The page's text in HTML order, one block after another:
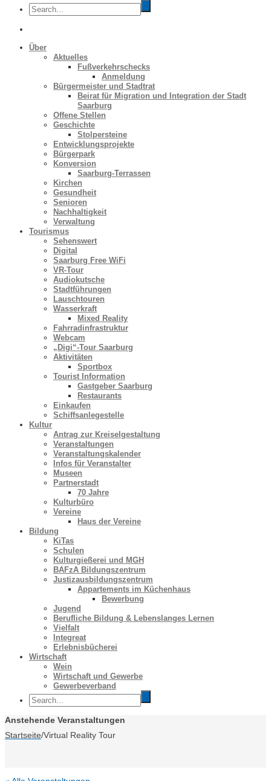
Über
Aktuelles
Fußverkehrschecks
Anmeldung
Bürgermeister und Stadtrat
Beirat für Migration und Integration der Stadt
Saarburg
Offene Stellen
Geschichte
Stolpersteine
Entwicklungsprojekte
Bürgerpark
Konversion
Saarburg-Terrassen
Kirchen
Gesundheit
Senioren
Nachhaltigkeit
Verwaltung
Tourismus
Sehenswert
Digital
Saarburg Free WiFi
VR-Tour
Audiokutsche
Stadtführungen
Lauschtouren
Wasserkraft
Mixed Reality
Fahrradinfrastruktur
Webcam
„Digi“-Tour Saarburg
Aktivitäten
Sportbox
Tourist Information
Gastgeber Saarburg
Restaurants
Einkaufen
Schiffsanlegestelle
Kultur
Antrag zur Kreiselgestaltung
Veranstaltungen
Veranstaltungskalender
Infos für Veranstalter
Museen
Partnerstadt
70 Jahre
Kulturbüro
Vereine
Haus der Vereine
Bildung
KiTas
Schulen
Kulturgießerei und MGH
BAFzA Bildungszentrum
Justizausbildungszentrum
Appartements im Küchenhaus
Bewerbung
Jugend
Berufliche Bildung & Lebenslanges Lernen
Vielfalt
Integreat
Erlebnisbücherei
Wirtschaft
Wein
Wirtschaft und Gewerbe
Gewerbeverband
Anstehende Veranstaltungen
Startseite/Virtual Reality Tour